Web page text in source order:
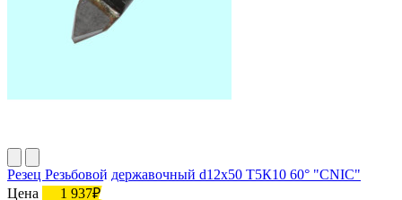
Резец Резьбовой державочный d12х50 Т5К10 60° "CNIC"
Цена
1 937₽